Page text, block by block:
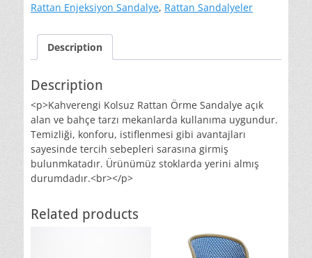
Rattan Enjeksiyon Sandalye, Rattan Sandalyeler
Description
Description
<p>Kahverengi Kolsuz Rattan Örme Sandalye açık
alan ve bahçe tarzı mekanlarda kullanıma uygundur.
Temizliği, konforu, istiflenmesi gibi avantajları
sayesinde tercih sebepleri sarasına girmiş
bulunmkatadır. Ürünümüz stoklarda yerini almış
durumdadır.<br></p>
Related products